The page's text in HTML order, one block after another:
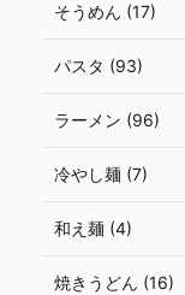
そうめん (17)
パスタ (93)
ラーメン (96)
冷やし麺 (7)
和え麺 (4)
焼きうどん (16)